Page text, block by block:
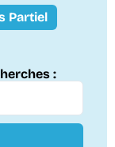
Partiel
: